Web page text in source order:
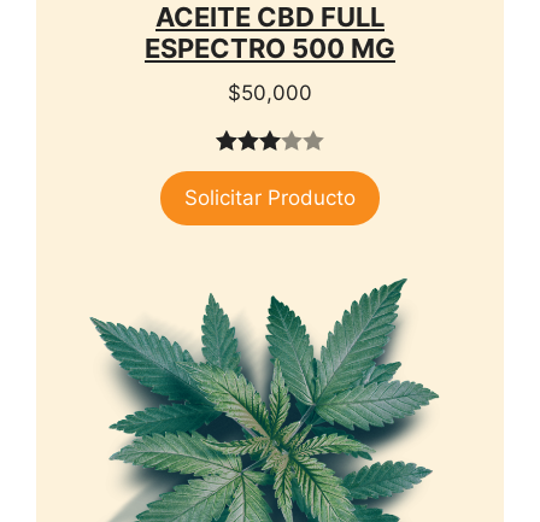
ACEITE CBD FULL
ESPECTRO 500 MG
$50,000
3.00
de 5
Solicitar Producto